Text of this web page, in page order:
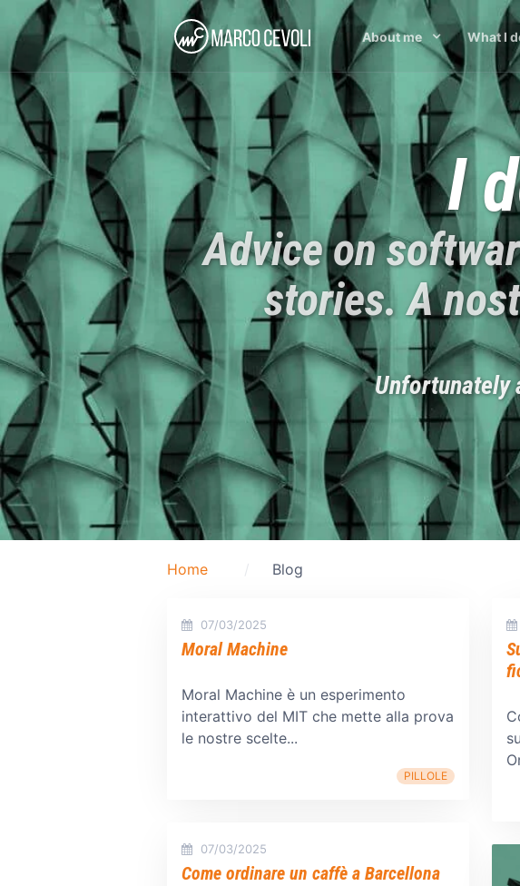
About me What I
I
Advice on
stories. A
Unfortunately
Home Blog
07/03/2025
Moral Machine
Moral Machine è un esperimento
interattivo del MIT che mette alla prova
le nostre scelte...
PILLOLE
07/03/2025
Come ordinare un caffè a Barcellona